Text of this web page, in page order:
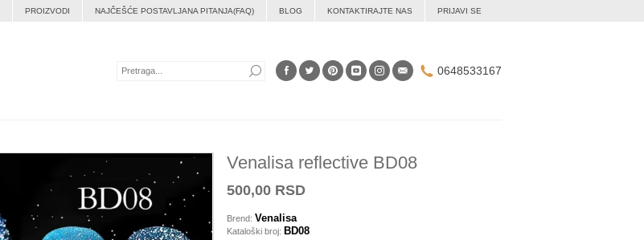
PROIZVODI NAJČEŠĆE POSTAVLJANA PITANJA(FAQ) BLOG KONTAKTIRAJTE NAS PRIJAVI SE
0648533167
Venalisa reflective BD08
500,00 RSD
Brend: Venalisa
Kataloški broj: BD08